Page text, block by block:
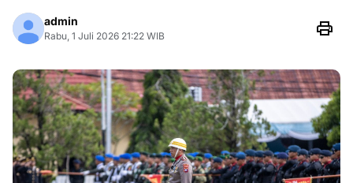
admin
Rabu, 1 Juli 2026 21:22 WIB